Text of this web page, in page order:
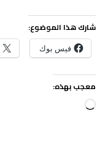
شارك هذا الموضوع:
فيس بوك
معجب بهذه:
جاري